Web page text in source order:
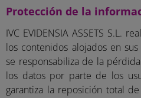
Protección de la
IVC EVIDENSIA ASSETS S.L.
los contenidos alojados en
se responsabiliza de la
los datos por parte de los
garantiza la reposición total